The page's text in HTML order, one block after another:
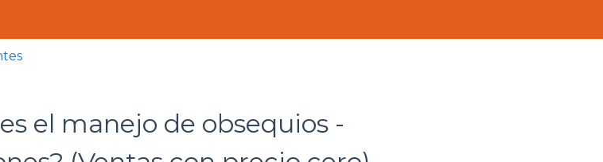
el manejo de obsequios -